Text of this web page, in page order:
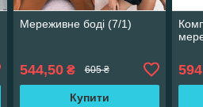
Мереживне боді (7/1)
544,50₴ 605 ₴
Купити
594